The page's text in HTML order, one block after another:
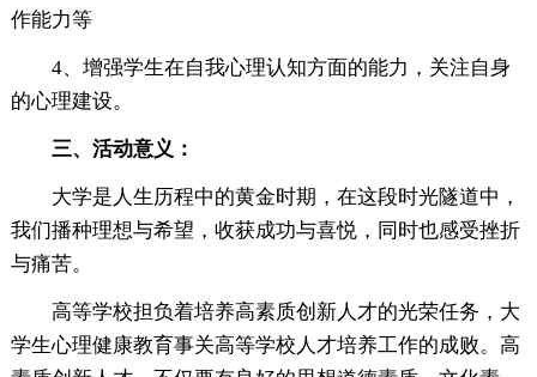
作能力等
4、增强学生在自我心理认知方面的能力，关注自身
的心理建设。
三、活动意义：
大学是人生历程中的黄金时期，在这段时光隧道中，
我们播种理想与希望，收获成功与喜悦，同时也感受挫折
与痛苦。
高等学校担负着培养高素质创新人才的光荣任务，大
学生心理健康教育事关高等学校人才培养工作的成败。高